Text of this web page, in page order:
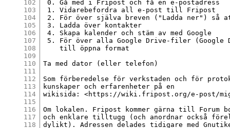
102
103
104
105
106
107
108
109
110
111
112
113
114
115
116
117
118
0. Gå med i Fripost och få en e-postadress
1. Vidarebefordra all e-post till Fripost
2. För över själva breven ("Ladda ner") så
3. Ladda över kontakter
4. Skapa kalender och stäm av med Google
5. För över alla Google Drive-filer (Google
    till öppna format
Ta med dator (eller telefon)
Som förberedelse för verkstaden och för
kunskaper och erfarenheter på en
wikisida: <https://wiki.fripost.org/e-post/
Om lokalen. Fripost kommer gärna till Forum
och enklare tilltugg (och anordnar också
dylikt). Adressen delades tidigare med